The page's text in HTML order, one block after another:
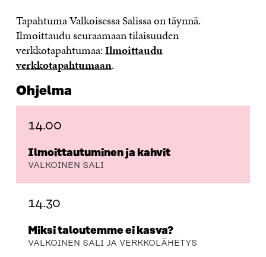
Tapahtuma Valkoisessa Salissa on täynnä.
Ilmoittaudu seuraamaan tilaisuuden
verkkotapahtumaa:Ilmoittaudu
verkkotapahtumaan.
Ohjelma
14.00
Ilmoittautuminen ja kahvit
VALKOINEN SALI
14.30
Miksi taloutemme ei kasva?
VALKOINEN SALI JA VERKKOLÄHETYS